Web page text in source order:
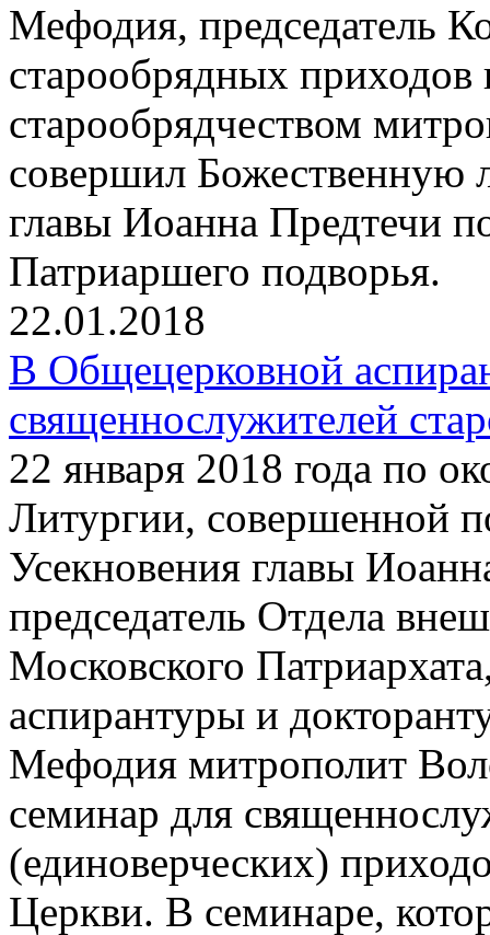
Мефодия, председатель
старообрядных
старообрядчеством
совершил Божественную
главы Иоанна Предтечи
Патриаршего подворья.
22.01.2018
В Общецерковной
священнослужителей
22 января 2018 года по
Литургии, совершенной
Усекновения главы
председатель Отдела
Московского
аспирантуры и
Мефодия митрополит
семинар для
(единоверческих)
Церкви. В семинаре,